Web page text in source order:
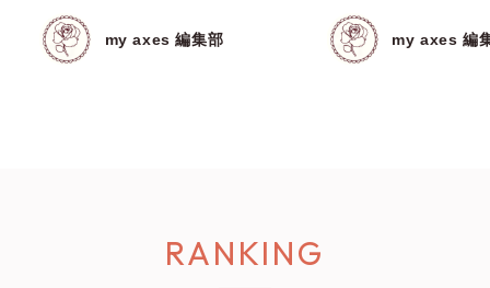
my axes 編集部 my axes 編
RANKING